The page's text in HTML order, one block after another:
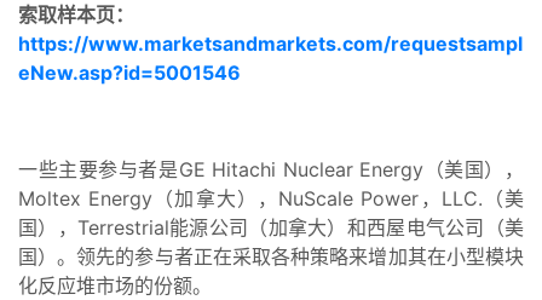
索取样本页：
https://www.marketsandmarkets.com/requestsampl
eNew.asp?id=5001546
一些主要参与者是GE Hitachi Nuclear Energy（美国），
Moltex Energy（加拿大），NuScale Power，LLC.（美
国），Terrestrial能源公司（加拿大）和西屋电气公司（美
国）。领先的参与者正在采取各种策略来增加其在小型模块
化反应堆市场的份额。